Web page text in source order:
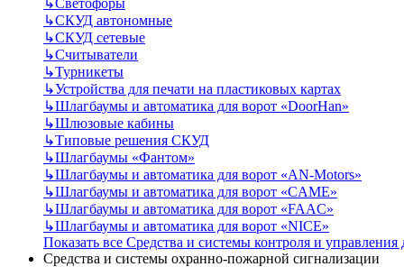
↳Светофоры
↳СКУД автономные
↳СКУД сетевые
↳Считыватели
↳Турникеты
↳Устройства для печати на пластиковых картах
↳Шлагбаумы и автоматика для ворот «DoorHan»
↳Шлюзовые кабины
↳Типовые решения СКУД
↳Шлагбаумы «Фантом»
↳Шлагбаумы и автоматика для ворот «AN-Motors»
↳Шлагбаумы и автоматика для ворот «CAME»
↳Шлагбаумы и автоматика для ворот «FAAC»
↳Шлагбаумы и автоматика для ворот «NICE»
Показать все Средства и системы контроля и управления
Средства и системы охранно-пожарной сигнализации